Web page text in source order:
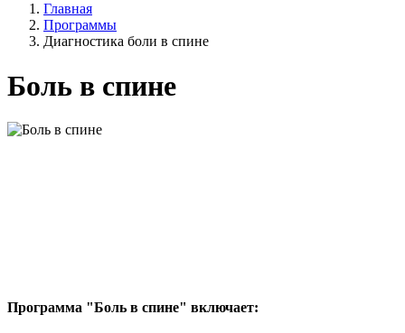
Главная
Программы
Диагностика боли в спине
Боль в спине
Программа "Боль в спине" включает: